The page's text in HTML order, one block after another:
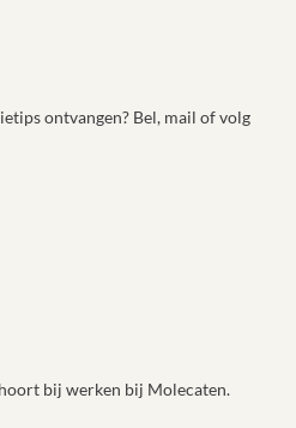
ontvangen? Bel, mail of volg
bij werken bij Molecaten.